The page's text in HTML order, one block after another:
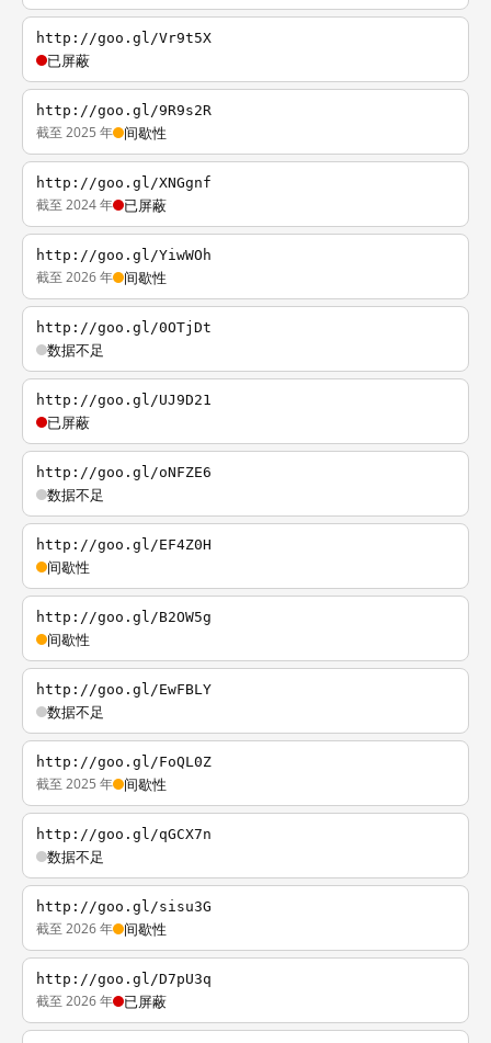
http://goo.gl/Vr9t5X
已屏蔽
http://goo.gl/9R9s2R
截至 2025 年 间歇性
http://goo.gl/XNGgnf
截至 2024 年 已屏蔽
http://goo.gl/YiwWOh
截至 2026 年 间歇性
http://goo.gl/0OTjDt
数据不足
http://goo.gl/UJ9D21
已屏蔽
http://goo.gl/oNFZE6
数据不足
http://goo.gl/EF4Z0H
间歇性
http://goo.gl/B2OW5g
间歇性
http://goo.gl/EwFBLY
数据不足
http://goo.gl/FoQL0Z
截至 2025 年 间歇性
http://goo.gl/qGCX7n
数据不足
http://goo.gl/sisu3G
截至 2026 年 间歇性
http://goo.gl/D7pU3q
截至 2026 年 已屏蔽